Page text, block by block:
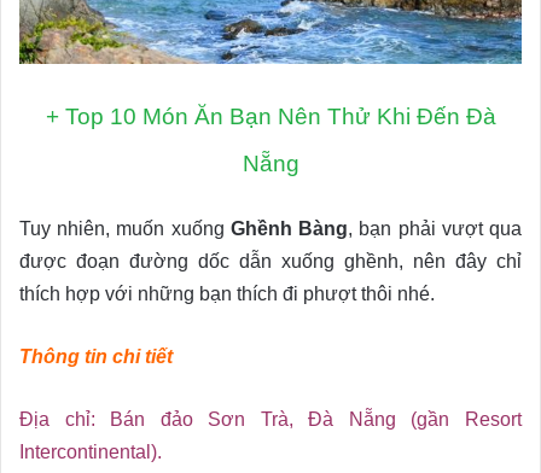
+ Top 10 Món Ăn Bạn Nên Thử Khi Đến Đà
Nẵng
Tuy nhiên, muốn xuống Ghềnh Bàng, bạn phải vượt qua
được đoạn đường dốc dẫn xuống ghềnh, nên đây chỉ
thích hợp với những bạn thích đi phượt thôi nhé.
Thông tin chi tiết
Địa chỉ: Bán đảo Sơn Trà, Đà Nẵng (gần Resort
Intercontinental).